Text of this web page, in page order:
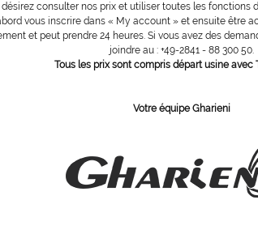
désirez consulter nos prix et utiliser toutes les fonctions
vous inscrire dans « My account » et ensuite être
et peut prendre 24 heures. Si vous avez des
joindre au : +49-2841 - 88 300 50.
Tous les prix sont compris départ usine avec
Votre équipe Gharieni